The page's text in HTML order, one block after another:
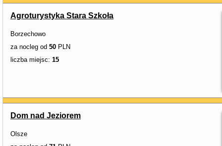
Agroturystyka Stara Szkoła
Borzechowo
za nocleg od 50 PLN
liczba miejsc: 15
Dom nad Jeziorem
Olsze